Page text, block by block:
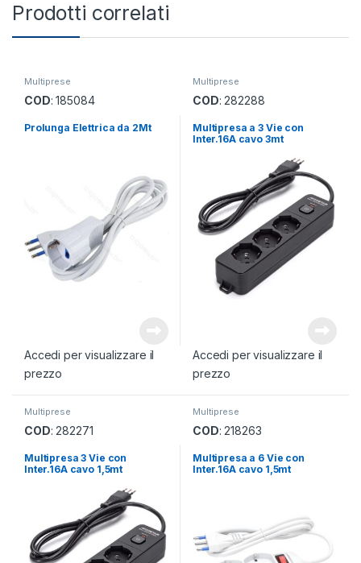
Prodotti correlati
Multiprese
COD: 185084
Prolunga Elettrica da 2Mt
Accedi per visualizzare il
prezzo
Multiprese
COD: 282288
Multipresa a 3 Vie con
Inter.16A cavo 3mt
Accedi per visualizzare il
prezzo
Multiprese
COD: 282271
Multipresa 3 Vie con
Inter.16A cavo 1,5mt
Multiprese
COD: 218263
Multipresa a 6 Vie con
Inter.16A cavo 1,5mt